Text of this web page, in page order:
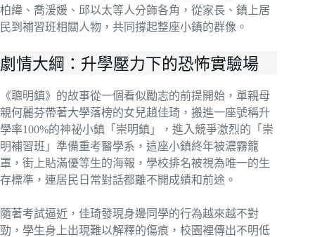
柏緯、喬湲媛、邱以太等人分飾各角，從家長、鎮上居
民到補習班相關人物，共同撐起整座小鎮的群像。
劇情大綱：升學壓力下的恐怖實驗場
《聰明鎮》的故事從一個看似勵志的前提開始，單親母
親何麗芬帶著大學落榜的女兒趙佳琦，搬進一座號稱升
學率100%的神祕小鎮「崇明鎮」，進入競爭激烈的「崇
明補習班」準備重考醫學系，這座小鎮終年被濃霧籠
罩，街上貼滿優等生的海報，學校排名被視為唯一的生
存標準，連居民日常對話都離不開成績和前途。
隨著考試逼近，佳琦發現身邊同學的行為越來越不對
勁，學生身上出現難以解釋的傷痕，校園裡傳出不明低